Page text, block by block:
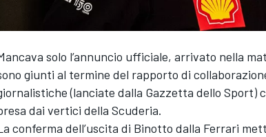
solo l’annuncio ufficiale, arrivato nella
giunti al termine del rapporto di
(lanciate dalla Gazzetta dello Sport)
dai vertici della Scuderia.
conferma dell’uscita di Binotto dalla Ferrari